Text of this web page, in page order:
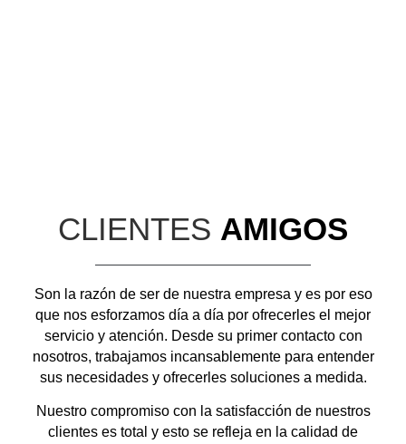
CLIENTES AMIGOS
Son la razón de ser de nuestra empresa y es por eso
que nos esforzamos día a día por ofrecerles el mejor
servicio y atención. Desde su primer contacto con
nosotros, trabajamos incansablemente para entender
sus necesidades y ofrecerles soluciones a medida.
Nuestro compromiso con la satisfacción de nuestros
clientes es total y esto se refleja en la calidad de